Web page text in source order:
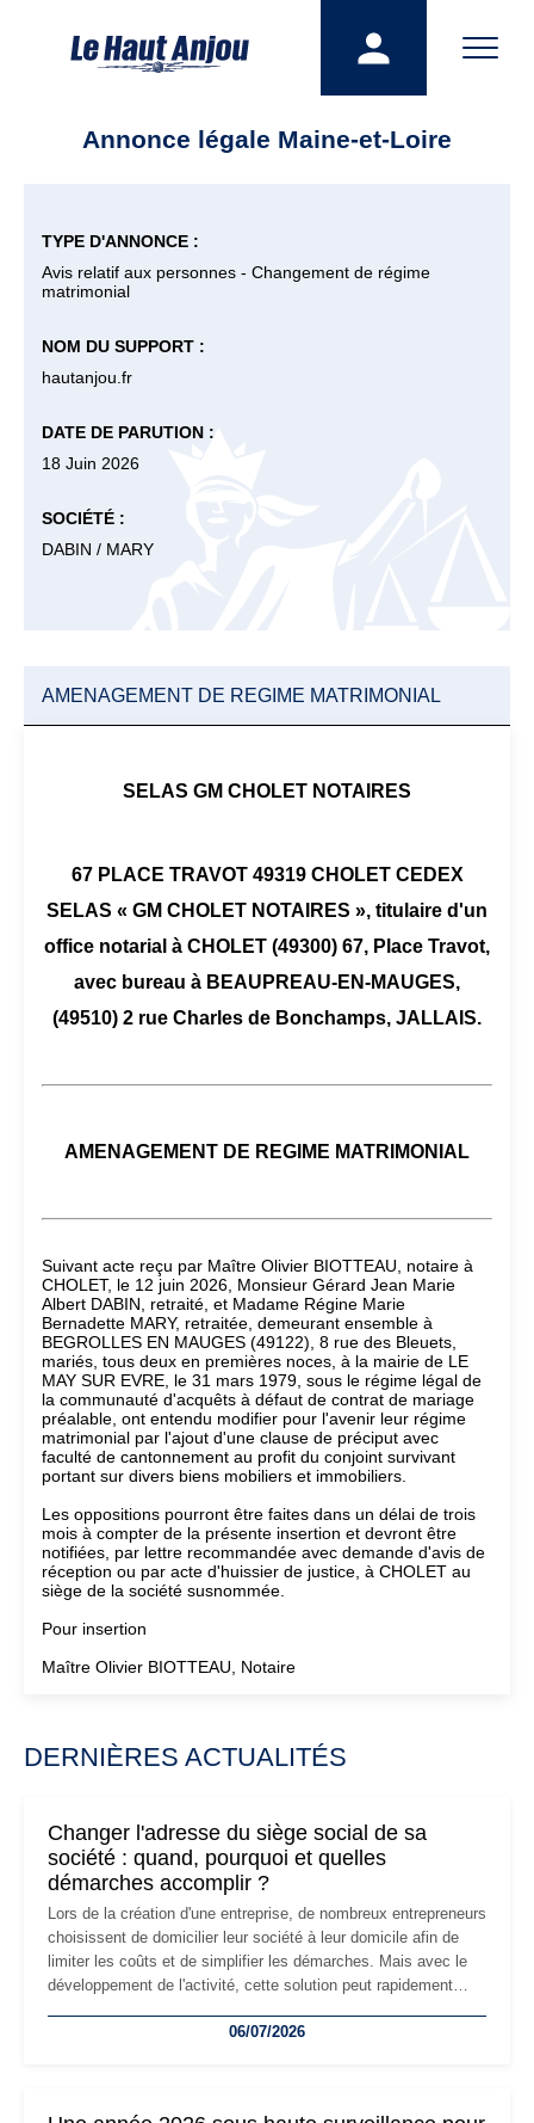
Annonce légale Maine-et-Loire
TYPE D'ANNONCE :
Avis relatif aux personnes - Changement de régime
matrimonial
NOM DU SUPPORT :
hautanjou.fr
DATE DE PARUTION :
18 Juin 2026
SOCIÉTÉ :
DABIN / MARY
AMENAGEMENT DE REGIME MATRIMONIAL
SELAS GM CHOLET NOTAIRES
67 PLACE TRAVOT 49319 CHOLET CEDEX
SELAS « GM CHOLET NOTAIRES », titulaire d'un
office notarial à CHOLET (49300) 67, Place Travot,
avec bureau à BEAUPREAU-EN-MAUGES,
(49510) 2 rue Charles de Bonchamps, JALLAIS.
AMENAGEMENT DE REGIME MATRIMONIAL
Suivant acte reçu par Maître Olivier BIOTTEAU, notaire à
CHOLET, le 12 juin 2026, Monsieur Gérard Jean Marie
Albert DABIN, retraité, et Madame Régine Marie
Bernadette MARY, retraitée, demeurant ensemble à
BEGROLLES EN MAUGES (49122), 8 rue des Bleuets,
mariés, tous deux en premières noces, à la mairie de LE
MAY SUR EVRE, le 31 mars 1979, sous le régime légal de
la communauté d'acquêts à défaut de contrat de mariage
préalable, ont entendu modifier pour l'avenir leur régime
matrimonial par l'ajout d'une clause de préciput avec
faculté de cantonnement au profit du conjoint survivant
portant sur divers biens mobiliers et immobiliers.
Les oppositions pourront être faites dans un délai de trois
mois à compter de la présente insertion et devront être
notifiées, par lettre recommandée avec demande d'avis de
réception ou par acte d'huissier de justice, à CHOLET au
siège de la société susnommée.
Pour insertion
Maître Olivier BIOTTEAU, Notaire
DERNIÈRES ACTUALITÉS
Changer l'adresse du siège social de sa
société : quand, pourquoi et quelles
démarches accomplir ?
Lors de la création d'une entreprise, de nombreux entrepreneurs
choisissent de domicilier leur société à leur domicile afin de
limiter les coûts et de simplifier les démarches. Mais avec le
développement de l'activité, cette solution peut rapidement
professionnels, recrutement, image de marque… Le
06/07/2026